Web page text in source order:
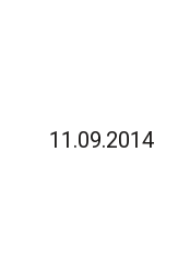
11.09.2014